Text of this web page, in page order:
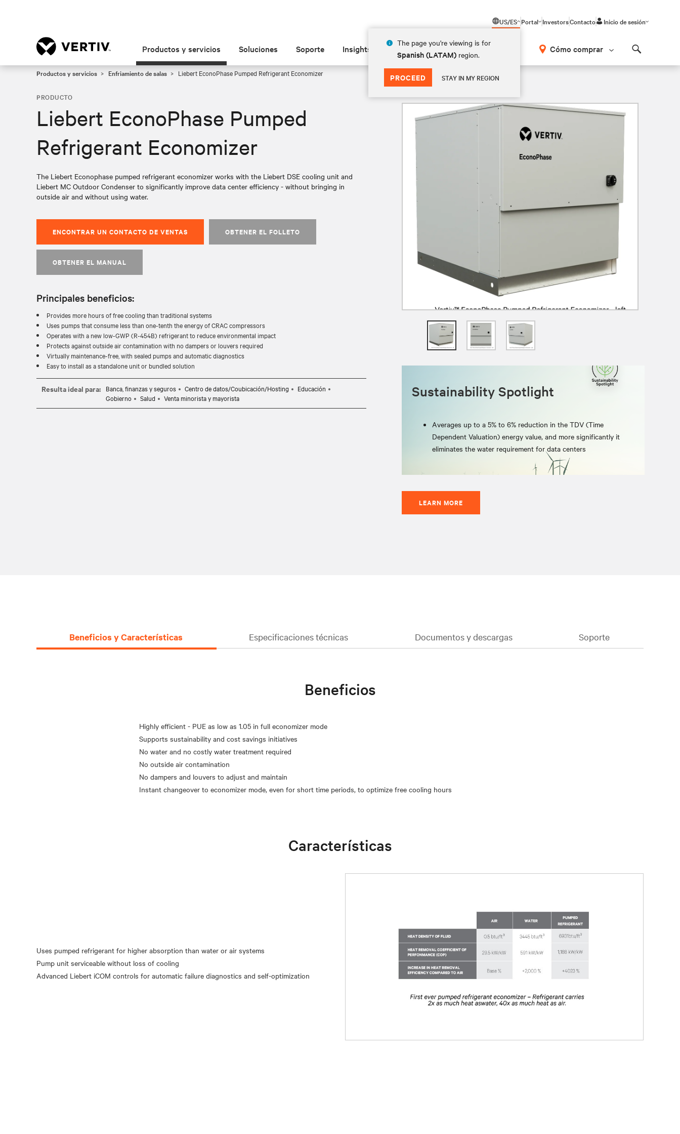
US/ES
The page you're viewing is for
Spanish (LATAM) region.
PROCEED STAY IN MY REGION
Portal InvestorsContacto Inicio de sesión
Productos y servicios Soluciones Soporte Insights Acerca de Cómo comprar
Productos y servicios Enfriamiento de salas Liebert EconoPhase Pumped Refrigerant Economizer
Sustainability Spotlight
Averages up to a 5% to 6% reduction in the TDV (Time
Dependent Valuation) energy value, and more significantly it
eliminates the water requirement for data centers
LEARN MORE
PRODUCTO
Liebert EconoPhase Pumped
Refrigerant Economizer
The Liebert Econophase pumped refrigerant economizer works with the Liebert DSE cooling unit and
Liebert MC Outdoor Condenser to significantly improve data center efficiency - without bringing in
outside air and without using water.
ENCONTRAR UN CONTACTO DE VENTAS OBTENER EL FOLLETO
OBTENER EL MANUAL
Principales beneficios:
Provides more hours of free cooling than traditional systems
Uses pumps that consume less than one-tenth the energy of CRAC compressors
Operates with a new low-GWP (R-454B) refrigerant to reduce environmental impact
Protects against outside air contamination with no dampers or louvers required
Virtually maintenance-free, with sealed pumps and automatic diagnostics
Easy to install as a standalone unit or bundled solution
Resulta ideal para: Banca, finanzas y seguros Centro de datos/Coubicación/Hosting
Educación
Gobierno
Salud Venta minorista y mayorista
Beneficios y Características Especificaciones técnicas Documentos y descargas Soporte
Beneficios
Highly efficient - PUE as low as 1.05 in full economizer mode
Supports sustainability and cost savings initiatives
No water and no costly water treatment required
No outside air contamination
No dampers and louvers to adjust and maintain
Características
Uses pumped refrigerant for higher absorption than water or air systems
Pump unit serviceable without loss of cooling